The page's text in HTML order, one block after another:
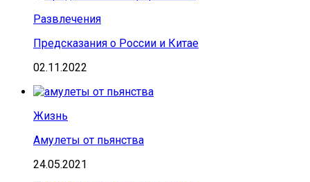
Развлечения
Предсказания о России и Китае
02.11.2022
Жизнь
Амулеты от пьянства
24.05.2021